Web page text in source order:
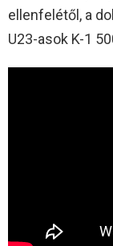
ellenfelétől, a
U23-asok K-1